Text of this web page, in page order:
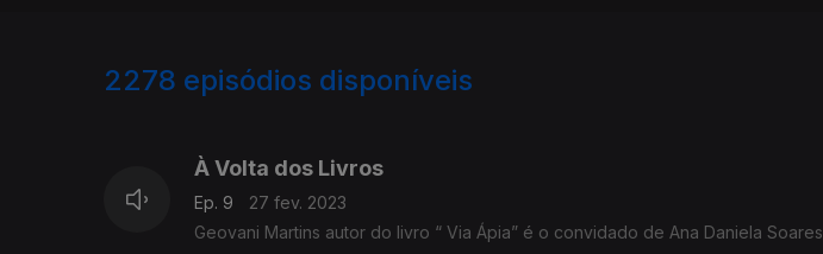
2278 episódios disponíveis
À Volta dos Livros
Ep. 9
27 fev. 2023
Geovani Martins autor do livro “ Via Ápia” é o convidado de Ana Daniela Soares